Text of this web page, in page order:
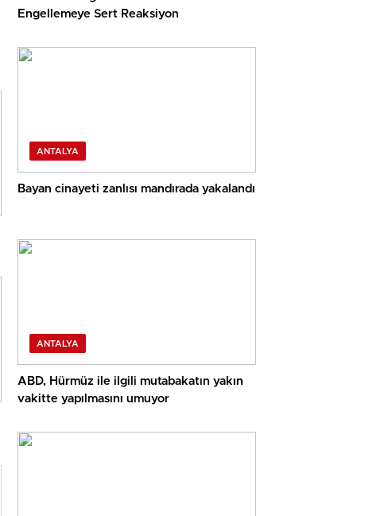
Engellemeye Sert Reaksiyon
ANTALYA
Bayan cinayeti zanlısı mandırada yakalandı
ANTALYA
ABD, Hürmüz ile ilgili mutabakatın yakın
vakitte yapılmasını umuyor